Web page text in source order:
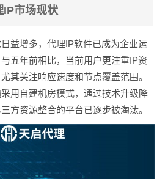
IP市场现状
益增多，代理IP软件已成为企业运
五年前相比，当前用户更注重IP资
其关注响应速度和节点覆盖范围。
用自建机房模式，通过技术升级降
方资源整合的平台已逐步被淘汰。